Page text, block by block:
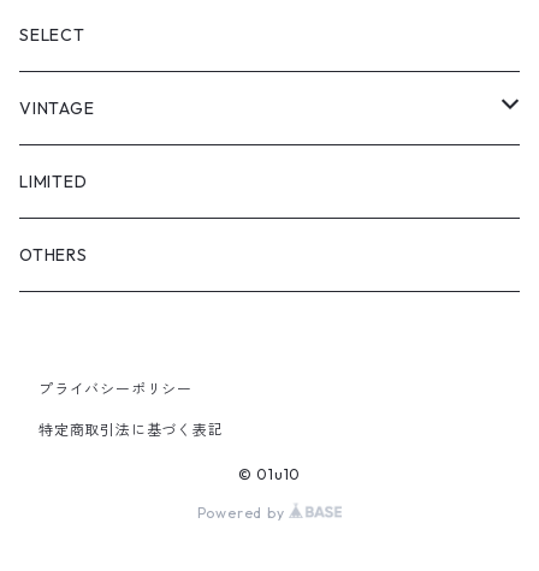
"enkan"
"tsunagi"
"asobi"
RADIO EVA
1+O
FULL DIVE
iCONOLOGY
SELECT
VINTAGE
TOPS
OUTER
SHOES & ACCESSORY
LIMITED
OTHERS
プライバシーポリシー
特定商取引法に基づく表記
© 01u10
Powered by